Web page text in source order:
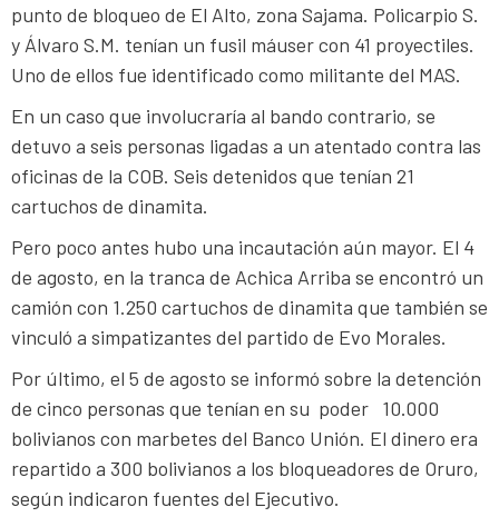
punto de bloqueo de El Alto, zona Sajama. Policarpio S.
y Álvaro S.M. tenían un fusil máuser con 41 proyectiles.
Uno de ellos fue identificado como militante del MAS.
En un caso que involucraría al bando contrario, se
detuvo a seis personas ligadas a un atentado contra las
oficinas de la COB. Seis detenidos que tenían 21
cartuchos de dinamita.
Pero poco antes hubo una incautación aún mayor. El 4
de agosto, en la tranca de Achica Arriba se encontró un
camión con 1.250 cartuchos de dinamita que también se
vinculó a simpatizantes del partido de Evo Morales.
Por último, el 5 de agosto se informó sobre la detención
de cinco personas que tenían en su poder 10.000
bolivianos con marbetes del Banco Unión. El dinero era
repartido a 300 bolivianos a los bloqueadores de Oruro,
según indicaron fuentes del Ejecutivo.